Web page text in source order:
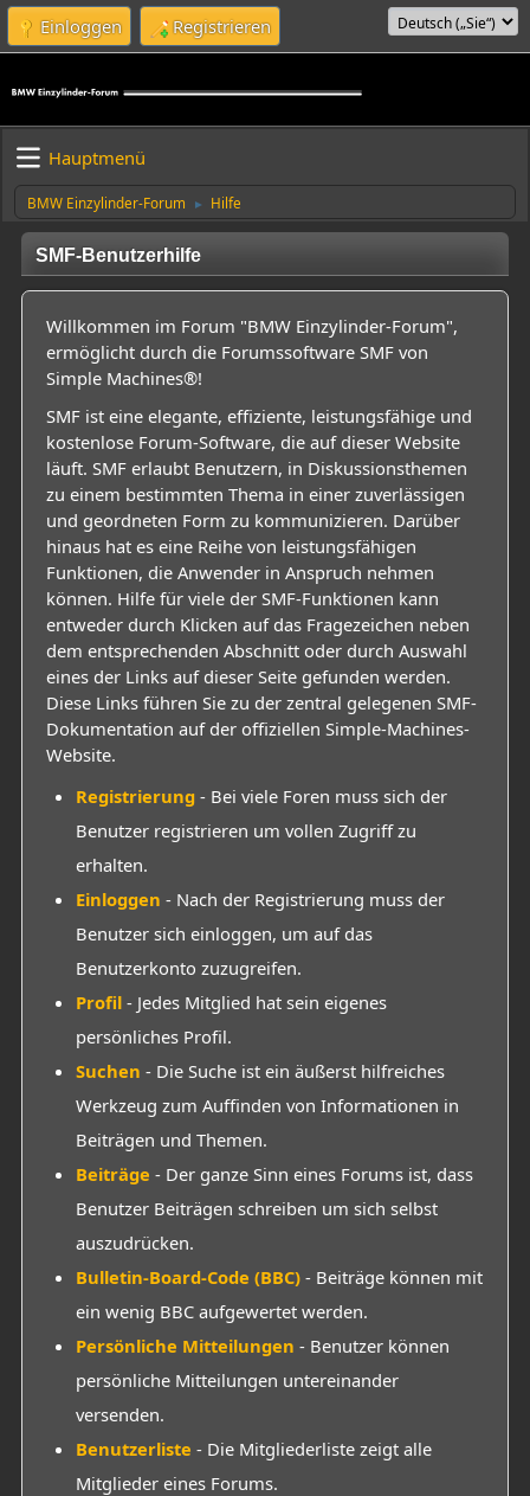
Einloggen Registrieren
Hauptmenü
BMW Einzylinder-Forum ► Hilfe
SMF-Benutzerhilfe
Willkommen im Forum "BMW Einzylinder-Forum",
ermöglicht durch die Forumssoftware SMF von
Simple Machines®!
SMF ist eine elegante, effiziente, leistungsfähige und
kostenlose Forum-Software, die auf dieser Website
läuft. SMF erlaubt Benutzern, in Diskussionsthemen
zu einem bestimmten Thema in einer zuverlässigen
und geordneten Form zu kommunizieren. Darüber
hinaus hat es eine Reihe von leistungsfähigen
Funktionen, die Anwender in Anspruch nehmen
können. Hilfe für viele der SMF-Funktionen kann
entweder durch Klicken auf das Fragezeichen neben
dem entsprechenden Abschnitt oder durch Auswahl
eines der Links auf dieser Seite gefunden werden.
Diese Links führen Sie zu der zentral gelegenen SMF-
Dokumentation auf der offiziellen Simple-Machines-
Website.
Registrierung - Bei viele Foren muss sich der
Benutzer registrieren um vollen Zugriff zu
erhalten.
Einloggen - Nach der Registrierung muss der
Benutzer sich einloggen, um auf das
Benutzerkonto zuzugreifen.
Profil - Jedes Mitglied hat sein eigenes
persönliches Profil.
Suchen - Die Suche ist ein äußerst hilfreiches
Werkzeug zum Auffinden von Informationen in
Beiträgen und Themen.
Beiträge - Der ganze Sinn eines Forums ist, dass
Benutzer Beiträgen schreiben um sich selbst
auszudrücken.
Bulletin-Board-Code (BBC) - Beiträge können mit
ein wenig BBC aufgewertet werden.
Persönliche Mitteilungen - Benutzer können
persönliche Mitteilungen untereinander
versenden.
Benutzerliste - Die Mitgliederliste zeigt alle
Mitglieder eines Forums.